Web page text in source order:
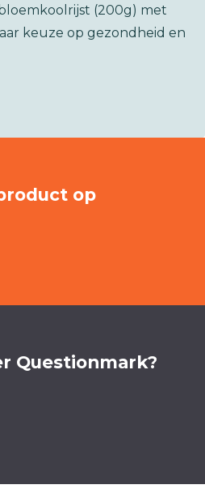
(200g) met
keuze op gezondheid en
op
Questionmark?